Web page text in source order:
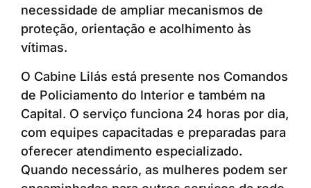
necessidade de ampliar mecanismos de
proteção, orientação e acolhimento às
vítimas.
O Cabine Lilás está presente nos Comandos
de Policiamento do Interior e também na
Capital. O serviço funciona 24 horas por dia,
com equipes capacitadas e preparadas para
oferecer atendimento especializado.
Quando necessário, as mulheres podem ser